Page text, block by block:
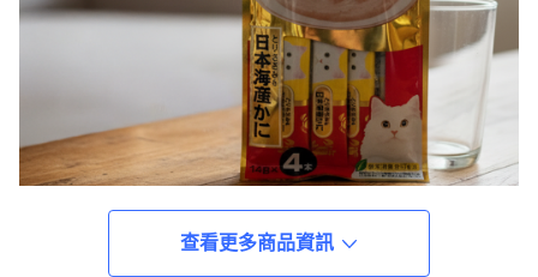
查看更多商品資訊